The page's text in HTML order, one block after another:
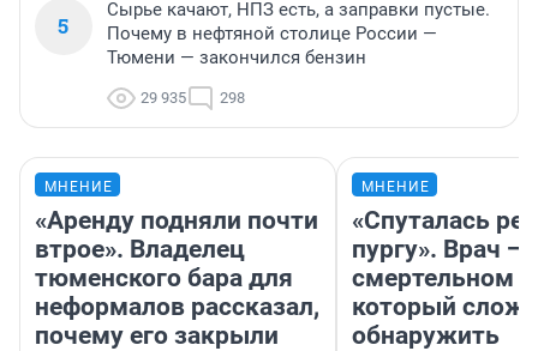
5
Сырье качают, НПЗ есть, а заправки пустые.
Почему в нефтяной столице России —
Тюмени — закончился бензин
29 935 298
МНЕНИЕ
«Аренду подняли почти
втрое». Владелец
тюменского бара для
неформалов рассказал,
почему его закрыли
МНЕНИЕ
«Спуталась
пургу». Врач —
смертельном
который
обнаружить